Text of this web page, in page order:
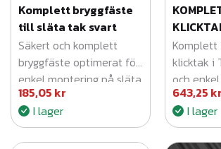
Komplett bryggfäste
till släta tak svart
Säkert och komplett
bryggfäste optimerat för
enkel montering på släta
tak.
185,05 kr
I lager
klicktak i
och
takstegar.
643,25 kr
I lager